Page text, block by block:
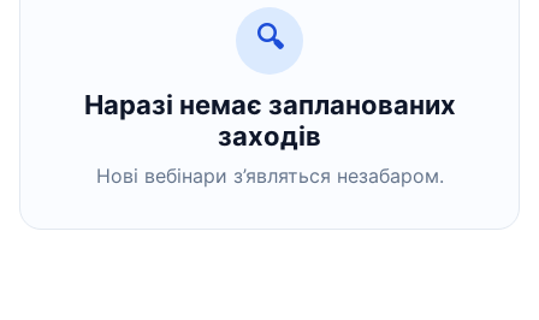
У каталозі ще немає заходів зі спеціальностями.
🔍
Наразі немає запланованих
заходів
Нові вебінари з’являться незабаром.